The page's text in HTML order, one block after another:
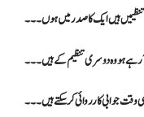
ہیں ایک کا صدر میں ہوں۔۔۔
رہے ہو وہ دوسری تنظیم کے ہیں۔۔۔
وقت جوابی کارروائی کر سکتے ہیں۔۔۔